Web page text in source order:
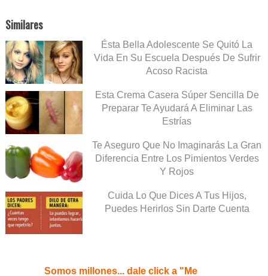
Similares
Ésta Bella Adolescente Se Quitó La
Vida En Su Escuela Después De Sufrir
Acoso Racista
Esta Crema Casera Súper Sencilla De
Preparar Te Ayudará A Eliminar Las
Estrías
Te Aseguro Que No Imaginarás La Gran
Diferencia Entre Los Pimientos Verdes
Y Rojos
Cuida Lo Que Dices A Tus Hijos,
Puedes Herirlos Sin Darte Cuenta
Somos millones... dale click a "Me